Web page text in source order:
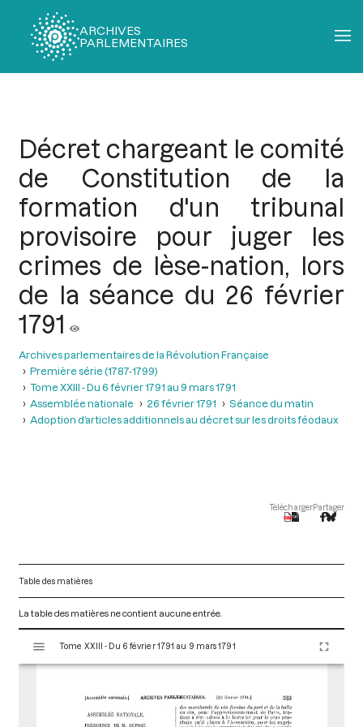
ARCHIVES
PARLEMENTAIRES
Décret chargeant le comité
de Constitution de la
formation d'un tribunal
provisoire pour juger les
crimes de lèse-nation, lors
de la séance du 26 février
1791
Archives parlementaires de la Révolution Française
Première série (1787-1799)
Tome XXIII - Du 6 février 1791 au 9 mars 1791
Assemblée nationale
26 février 1791
Séance du matin
Adoption d’articles additionnels au décret sur les droits féodaux
TéléchargerPartager
Table des matières
La table des matières ne contient aucune entrée.
s
Tome XXIII - Du 6 février 1791 au 9 mars 1791